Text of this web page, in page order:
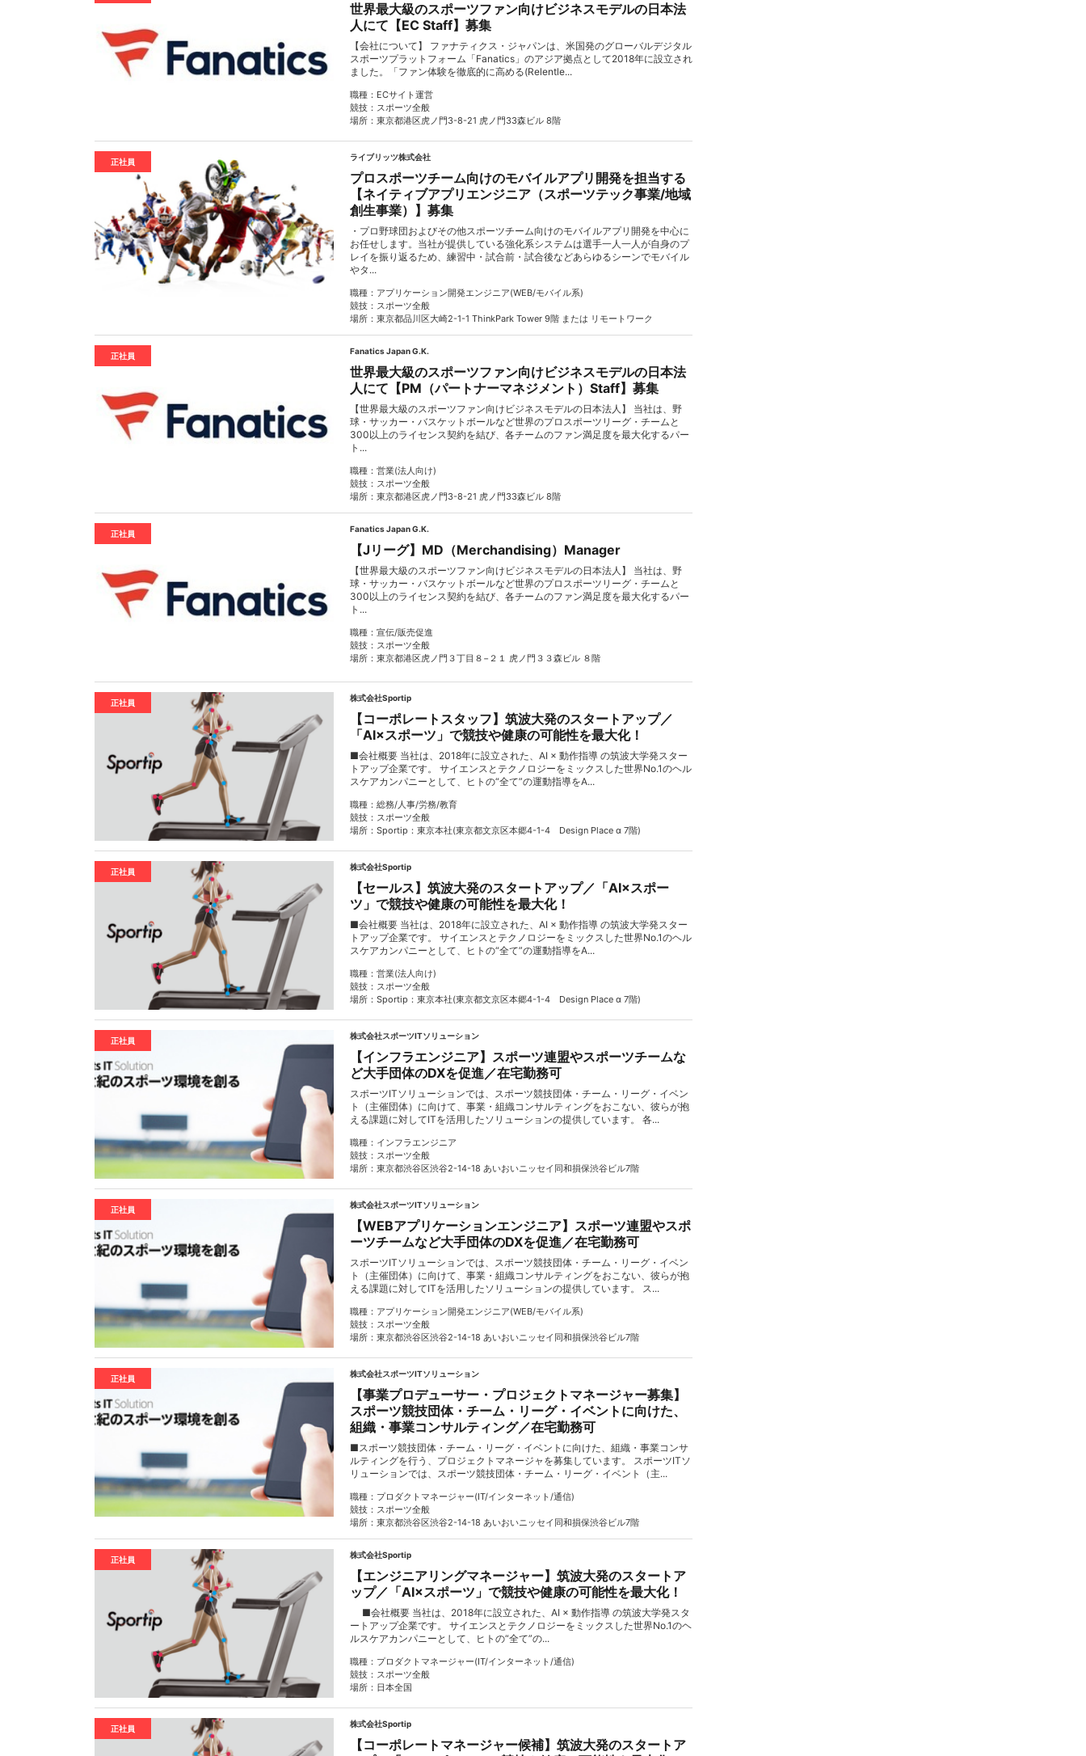
世界最大級のスポーツファン向けビジネスモデルの日本法
人にて【EC Staff】募集
【会社について】 ファナティクス・ジャパンは、米国発のグローバルデジタル
スポーツプラットフォーム「Fanatics」のアジア拠点として2018年に設立され
ました。「ファン体験を徹底的に高める(Relentle...
職種
ECサイト運営
競技
スポーツ全般
場所
東京都港区虎ノ門3-8-21 虎ノ門33森ビル 8階
正社員 ライブリッツ株式会社
プロスポーツチーム向けのモバイルアプリ開発を担当する
【ネイティブアプリエンジニア（スポーツテック事業/地域
創生事業）】募集
・プロ野球団およびその他スポーツチーム向けのモバイルアプリ開発を中心に
お任せします。当社が提供している強化系システムは選手一人一人が自身のプ
レイを振り返るため、練習中・試合前・試合後などあらゆるシーンでモバイル
やタ...
職種
アプリケーション開発エンジニア(WEB/モバイル系)
競技
スポーツ全般
場所
東京都品川区大崎2-1-1 ThinkPark Tower 9階 または リモートワーク
正社員 Fanatics Japan G.K.
世界最大級のスポーツファン向けビジネスモデルの日本法
人にて【PM（パートナーマネジメント）Staff】募集
【世界最大級のスポーツファン向けビジネスモデルの日本法人】 当社は、野
球・サッカー・バスケットボールなど世界のプロスポーツリーグ・チームと
300以上のライセンス契約を結び、各チームのファン満足度を最大化するパー
ト...
職種
営業(法人向け)
競技
スポーツ全般
場所
東京都港区虎ノ門3-8-21 虎ノ門33森ビル 8階
正社員 Fanatics Japan G.K.
【Jリーグ】MD（Merchandising）Manager
【世界最大級のスポーツファン向けビジネスモデルの日本法人】 当社は、野
球・サッカー・バスケットボールなど世界のプロスポーツリーグ・チームと
300以上のライセンス契約を結び、各チームのファン満足度を最大化するパー
ト...
職種
宣伝/販売促進
競技
スポーツ全般
場所
東京都港区虎ノ門３丁目８−２１ 虎ノ門３３森ビル ８階
正社員 株式会社Sportip
【コーポレートスタッフ】筑波大発のスタートアップ／
「AI×スポーツ」で競技や健康の可能性を最大化！
■会社概要 当社は、2018年に設立された、AI × 動作指導 の筑波大学発スター
トアップ企業です。 サイエンスとテクノロジーをミックスした世界No.1のヘル
スケアカンパニーとして、ヒトの“全て”の運動指導をA...
職種
総務/人事/労務/教育
競技
スポーツ全般
場所
Sportip：東京本社(東京都文京区本郷4-1-4 Design Place α 7階)
正社員 株式会社Sportip
【セールス】筑波大発のスタートアップ／「AI×スポー
ツ」で競技や健康の可能性を最大化！
■会社概要 当社は、2018年に設立された、AI × 動作指導 の筑波大学発スター
トアップ企業です。 サイエンスとテクノロジーをミックスした世界No.1のヘル
スケアカンパニーとして、ヒトの“全て”の運動指導をA...
職種
営業(法人向け)
競技
スポーツ全般
場所
Sportip：東京本社(東京都文京区本郷4-1-4 Design Place α 7階)
正社員 株式会社スポーツITソリューション
【インフラエンジニア】スポーツ連盟やスポーツチームな
ど大手団体のDXを促進／在宅勤務可
スポーツITソリューションでは、スポーツ競技団体・チーム・リーグ・イベン
ト（主催団体）に向けて、事業・組織コンサルティングをおこない、彼らが抱
える課題に対してITを活用したソリューションの提供しています。 各...
職種
インフラエンジニア
競技
スポーツ全般
場所
東京都渋谷区渋谷2-14-18 あいおいニッセイ同和損保渋谷ビル7階
正社員 株式会社スポーツITソリューション
【WEBアプリケーションエンジニア】スポーツ連盟やスポ
ーツチームなど大手団体のDXを促進／在宅勤務可
スポーツITソリューションでは、スポーツ競技団体・チーム・リーグ・イベン
ト（主催団体）に向けて、事業・組織コンサルティングをおこない、彼らが抱
える課題に対してITを活用したソリューションの提供しています。 ス...
職種
アプリケーション開発エンジニア(WEB/モバイル系)
競技
スポーツ全般
場所
東京都渋谷区渋谷2-14-18 あいおいニッセイ同和損保渋谷ビル7階
正社員 株式会社スポーツITソリューション
【事業プロデューサー・プロジェクトマネージャー募集】
スポーツ競技団体・チーム・リーグ・イベントに向けた、
組織・事業コンサルティング／在宅勤務可
■スポーツ競技団体・チーム・リーグ・イベントに向けた、組織・事業コンサ
ルティングを行う、プロジェクトマネージャを募集しています。 スポーツITソ
リューションでは、スポーツ競技団体・チーム・リーグ・イベント（主...
職種
プロダクトマネージャー(IT/インターネット/通信)
競技
スポーツ全般
場所
東京都渋谷区渋谷2-14-18 あいおいニッセイ同和損保渋谷ビル7階
正社員 株式会社Sportip
【エンジニアリングマネージャー】筑波大発のスタートア
ップ／「AI×スポーツ」で競技や健康の可能性を最大化！
■会社概要 当社は、2018年に設立された、AI × 動作指導 の筑波大学発スタ
ートアップ企業です。 サイエンスとテクノロジーをミックスした世界No.1のヘ
ルスケアカンパニーとして、ヒトの“全て”の...
職種
プロダクトマネージャー(IT/インターネット/通信)
競技
スポーツ全般
場所
日本全国
正社員 株式会社Sportip
【コーポレートマネージャー候補】筑波大発のスタートア